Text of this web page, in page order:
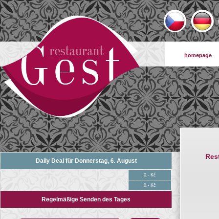
homepage
Daily Deal für Donnerstag, 6. August
0,- Kč
0,- Kč
Regelmäßige Senden des Tages